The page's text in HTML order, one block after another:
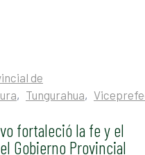
de
‚ Tungurahua‚
fortaleció la fe y el
Gobierno Provincial